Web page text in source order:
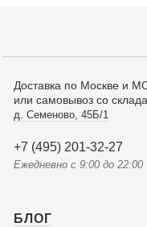
Доставка по Москве и
или самовывоз со
д. Семеново, 45Б/1
+7 (495) 201-32-27
Ежедневно с 9:00 до 22:00
БЛОГ